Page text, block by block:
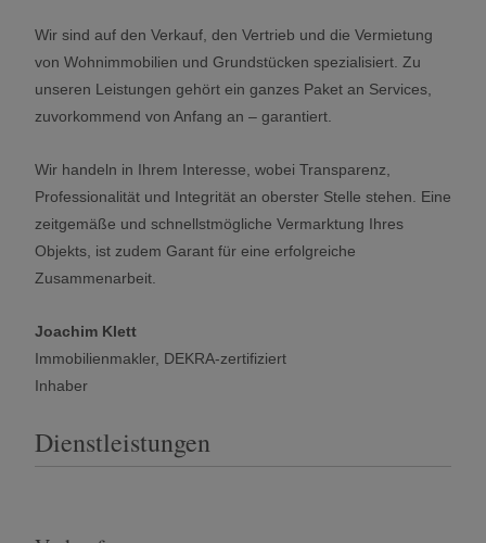
Wir sind auf den Verkauf, den Vertrieb und die Vermietung
von Wohnimmobilien und Grundstücken spezialisiert. Zu
unseren Leistungen gehört ein ganzes Paket an Services,
zuvorkommend von Anfang an – garantiert.
Wir handeln in Ihrem Interesse, wobei Transparenz,
Professionalität und Integrität an oberster Stelle stehen. Eine
zeitgemäße und schnellstmögliche Vermarktung Ihres
Objekts, ist zudem Garant für eine erfolgreiche
Zusammenarbeit.
Joachim Klett
Immobilienmakler, DEKRA-zertifiziert
Inhaber
Dienstleistungen